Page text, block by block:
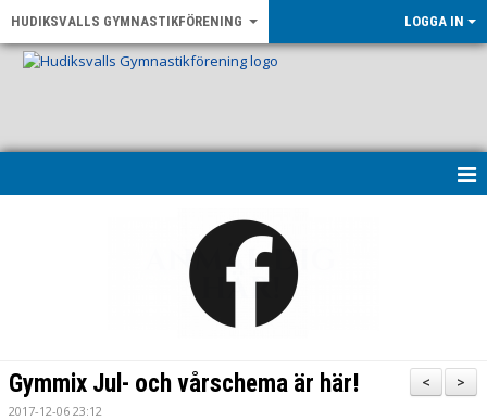
HUDIKSVALLS GYMNASTIKFÖRENING LOGGA IN
NYHETER
>
<
Gymmix Jul- och vårschema är här!
2017-12-06 23:12